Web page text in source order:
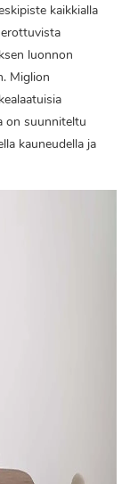
kaikkialla
luonnon
Miglion
on suunniteltu
kauneudella ja